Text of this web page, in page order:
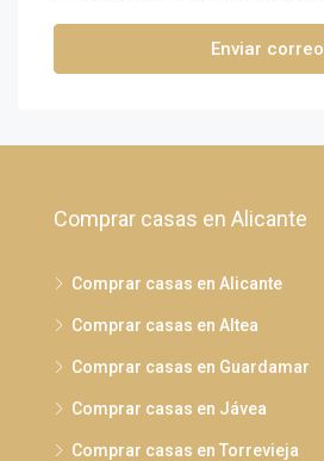
Enviar correo
Comprar casas en Alicante
Comprar casas en Alicante
Comprar casas en Altea
Comprar casas en Guardamar
Comprar casas en Jávea
Comprar casas en Torrevieja